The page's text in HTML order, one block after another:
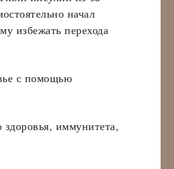
начал
избежать перехода
с помощью
иммунитета,